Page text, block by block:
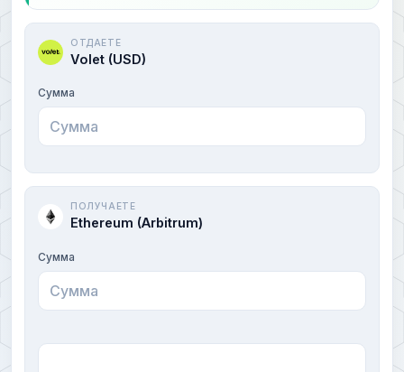
ОТДАЕТЕ
Volet (USD)
Сумма
ПОЛУЧАЕТЕ
Ethereum (Arbitrum)
Сумма